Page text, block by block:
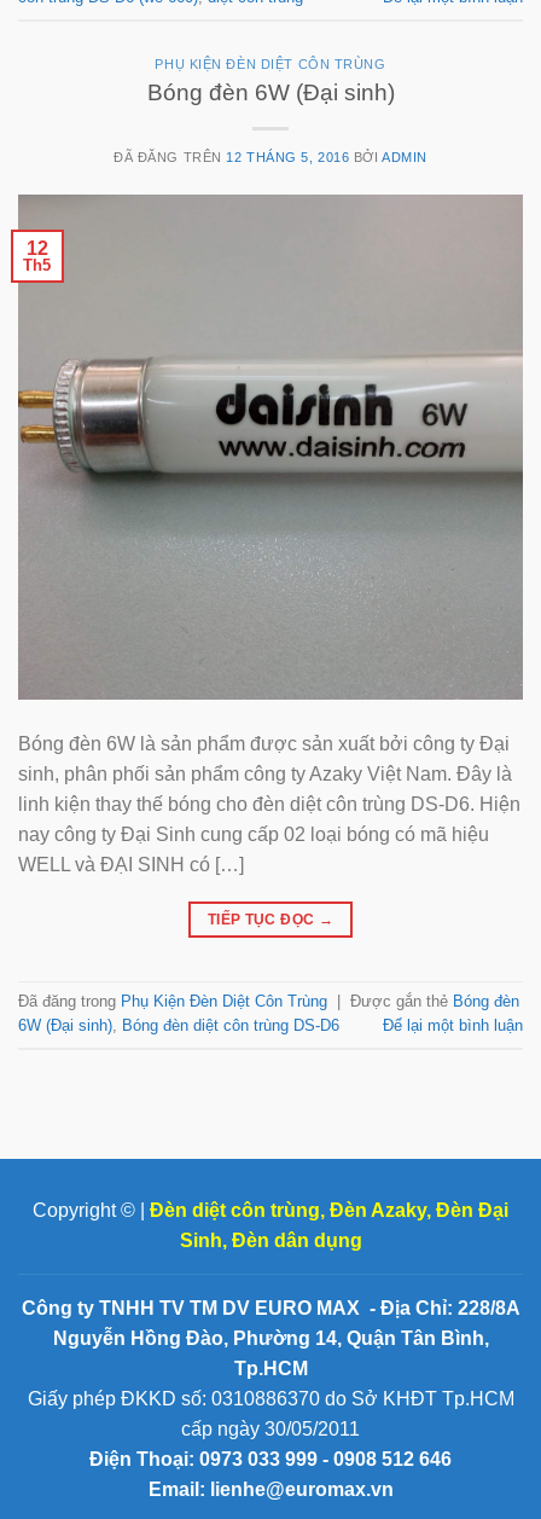
PHỤ KIỆN ĐÈN DIỆT CÔN TRÙNG
Bóng đèn 6W (Đại sinh)
ĐÃ ĐĂNG TRÊN 12 THÁNG 5, 2016 BỞIADMIN
12
Th5
Bóng đèn 6W là sản phẩm được sản xuất bởi công ty Đại
sinh, phân phối sản phẩm công ty Azaky Việt Nam. Đây là
linh kiện thay thế bóng cho đèn diệt côn trùng DS-D6. Hiện
nay công ty Đại Sinh cung cấp 02 loại bóng có mã hiệu
WELL và ĐẠI SINH có […]
TIẾP TỤC ĐỌC →
Đã đăng trong Phụ Kiện Đèn Diệt Côn Trùng Được gắn thẻ Bóng đèn
6W (Đại sinh)
Bóng đèn diệt côn trùng DS-D6 Để lại một bình luận
Copyright © | Đèn diệt côn trùng, Đèn Azaky, Đèn Đại
Sinh, Đèn dân dụng
Công ty TNHH TV TM DV EURO MAX - Địa Chỉ: 228/8A
Nguyễn Hồng Đào, Phường 14, Quận Tân Bình,
Tp.HCM
Giấy phép ĐKKD số: 0310886370 do Sở KHĐT Tp.HCM
cấp ngày 30/05/2011
Điện Thoại: 0973 033 999 - 0908 512 646
Email: lienhe@euromax.vn